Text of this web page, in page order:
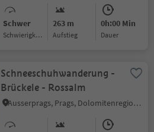
Schwer
Schwierigkeitsgrad
263 m
Aufstieg
0h:00 Min
Dauer
Schneeschuhwanderung -
Brückele - Rossalm
Ausserprags, Prags, Dolomitenregion 3 Zinnen